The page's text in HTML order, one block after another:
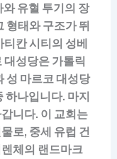
유혈 투기의 장
형태와 구조가 뛰
칸 시티의 성베
대성당은 가톨릭
성 마르코 대성당
하나입니다. 마지
니다. 이 교회는
로, 중세 유럽 건
체의 랜드마크